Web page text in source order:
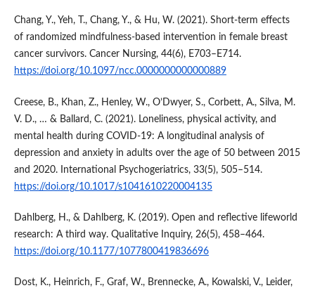
Chang, Y., Yeh, T., Chang, Y., & Hu, W. (2021). Short-term effects
of randomized mindfulness-based intervention in female breast
cancer survivors. Cancer Nursing, 44(6), E703–E714.
https://doi.org/10.1097/ncc.0000000000000889
Creese, B., Khan, Z., Henley, W., O’Dwyer, S., Corbett, A., Silva, M.
V. D., … & Ballard, C. (2021). Loneliness, physical activity, and
mental health during COVID-19: A longitudinal analysis of
depression and anxiety in adults over the age of 50 between 2015
and 2020. International Psychogeriatrics, 33(5), 505–514.
https://doi.org/10.1017/s1041610220004135
Dahlberg, H., & Dahlberg, K. (2019). Open and reflective lifeworld
research: A third way. Qualitative Inquiry, 26(5), 458–464.
https://doi.org/10.1177/1077800419836696
Dost, K., Heinrich, F., Graf, W., Brennecke, A., Kowalski, V., Leider,